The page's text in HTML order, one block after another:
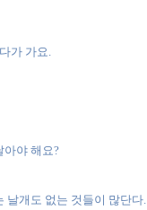
가 가요.
아야 해요?
날개도 없는 것들이 많단다.